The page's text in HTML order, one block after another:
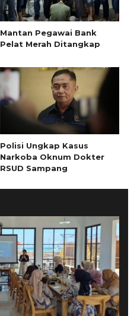
Mantan Pegawai Bank
Pelat Merah Ditangkap
Polisi Ungkap Kasus
Narkoba Oknum Dokter
RSUD Sampang